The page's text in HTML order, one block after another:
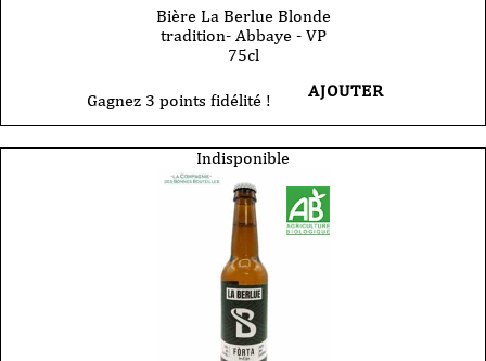
Bière La Berlue Blonde
tradition- Abbaye - VP
75cl
Gagnez 3 points fidélité ! AJOUTER
Indisponible